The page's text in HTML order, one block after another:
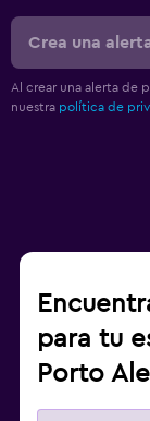
Crea una
Al crear una alerta de
nuestra política de
para tu
Porto